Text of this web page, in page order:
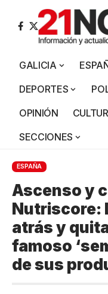
GALICIA
DEPORTES
OPINIÓN
SECCIONES
ESPAÑA
Ascenso y
Nutriscore:
atrás y
famoso
de sus